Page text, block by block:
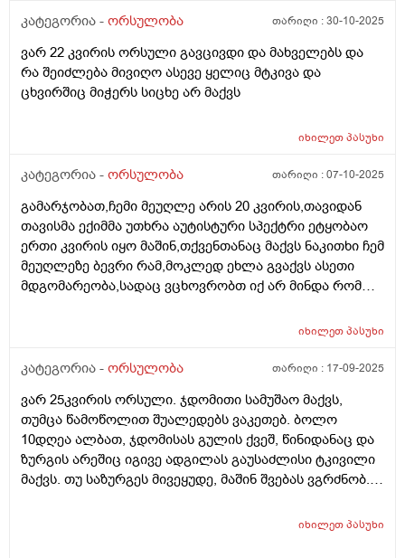
და ხაჭოსებრი გამონადენი,ნაცხის ანალიზმა კანდიდა
კატეგორია - ორსულობა თარიღი :30-10-2025
ვარ 22 კვირის ორსული გავცივდი და მახველებს და
რა შეიძლება მივიღო ასევე ყელიც მტკივა და
ცხვირშიც მიჭერს სიცხე არ მაქვს
იხილეთპასუხი
კატეგორია - ორსულობა თარიღი :07-10-2025
გამარჯობათ,ჩემი მეუღლე არის 20 კვირის,თავიდან
თავისმა ექიმმა უთხრა აუტისტური სპექტრი ეტყობაო
ერთი კვირის იყო მაშინ,თქვენთანაც მაქვს ნაკითხი ჩემ
მეუღლეზე ბევრი რამ,მოკლედ ეხლა გვაქვს ასეთი
მდგომარეობა,სადაც ვცხოვრობთ იქ არ მინდა რომ
მკურნალობდა ჩემი მეუღლე ძალიან გაკვირვებული
იყოს,ორსულობა მიდის ძალიან
კარგად,გემახსოვრებით ალბათ მარიხუანას
მომხმარებელი ვიყავი და გვეშინოდა ბავშვის
ჯანმრთელობის მხრივ.თქვენ კი აგვიხსენით რომ
მარიხუანა ხელა უშლის ჩასახვას და არა ჩასახულ
იქნევაო,მოკლედ არვიცი ყველას ინდივიდუალური
იხილეთპასუხი
კატეგორია - ორსულობა თარიღი : 17-09-2025
ვარ 25კვირის ორსული. ჯდომითი სამუშაო მაქვს,
თუმცა წამოწოლით შუალედებს ვაკეთებ. ბოლო
10დღეა ალბათ, ჯდომისას გულის ქვეშ, წინიდანაც და
ზურგის არეშიც იგივე ადგილას გაუსაძლისი ტკივილი
მაქვს. თუ საზურგეს მივეყუდე, მაშინ შვებას ვგრძნობ.
იხილეთპასუხი